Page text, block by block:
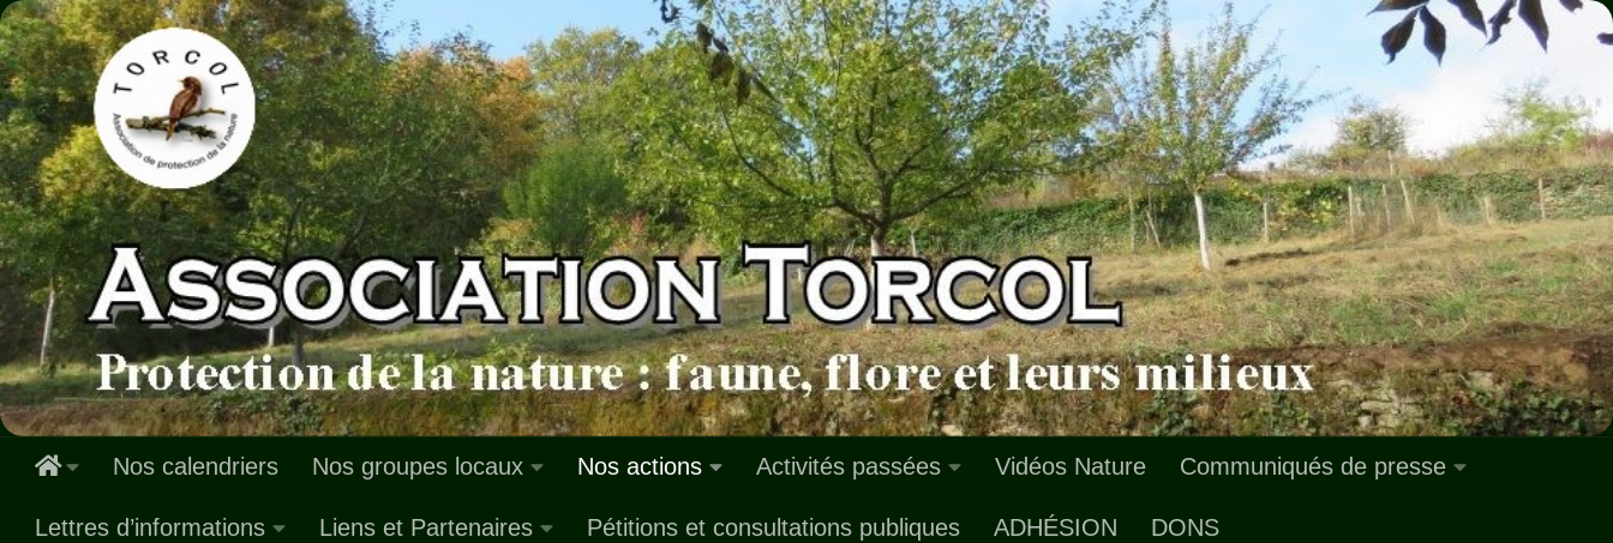
Skip to content
Nos calendriers Nos groupes locaux Nos actions Activités passées Vidéos Nature Communiqués de presse
Lettres d’informations Liens et Partenaires Pétitions et consultations publiques ADHÉSION DONS